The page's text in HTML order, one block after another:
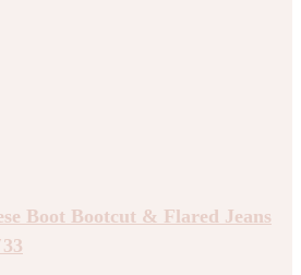
Boot Bootcut & Flared Jeans